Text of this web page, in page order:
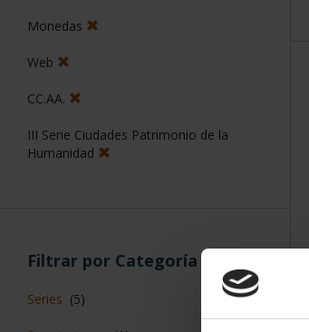
Monedas
Web
CC.AA.
III Serie Ciudades Patrimonio de la
Humanidad
Filtrar por Categoría
Series (5)